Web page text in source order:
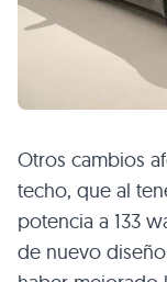
Otros cambios
techo, que al
potencia a 133
de nuevo